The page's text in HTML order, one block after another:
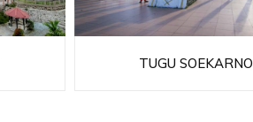
TUGU SOEKARNO